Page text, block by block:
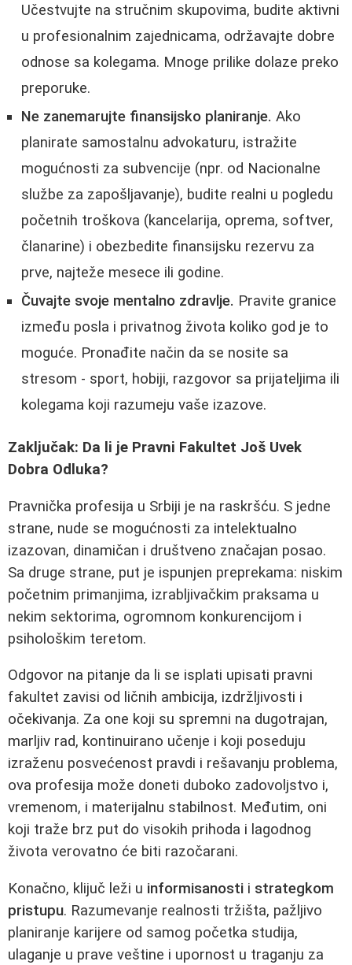
Učestvujte na stručnim skupovima, budite aktivni
u profesionalnim zajednicama, održavajte dobre
odnose sa kolegama. Mnoge prilike dolaze preko
preporuke.
Ne zanemarujte finansijsko planiranje. Ako
planirate samostalnu advokaturu, istražite
mogućnosti za subvencije (npr. od Nacionalne
službe za zapošljavanje), budite realni u pogledu
početnih troškova (kancelarija, oprema, softver,
članarine) i obezbedite finansijsku rezervu za
prve, najteže mesece ili godine.
Čuvajte svoje mentalno zdravlje. Pravite granice
između posla i privatnog života koliko god je to
moguće. Pronađite način da se nosite sa
stresom - sport, hobiji, razgovor sa prijateljima ili
kolegama koji razumeju vaše izazove.
Zaključak: Da li je Pravni Fakultet Još Uvek
Dobra Odluka?
Pravnička profesija u Srbiji je na raskršću. S jedne
strane, nude se mogućnosti za intelektualno
izazovan, dinamičan i društveno značajan posao.
Sa druge strane, put je ispunjen preprekama: niskim
početnim primanjima, izrabljivačkim praksama u
nekim sektorima, ogromnom konkurencijom i
psihološkim teretom.
Odgovor na pitanje da li se isplati upisati pravni
fakultet zavisi od ličnih ambicija, izdržljivosti i
očekivanja. Za one koji su spremni na dugotrajan,
marljiv rad, kontinuirano učenje i koji poseduju
izraženu posvećenost pravdi i rešavanju problema,
ova profesija može doneti duboko zadovoljstvo i,
vremenom, i materijalnu stabilnost. Međutim, oni
koji traže brz put do visokih prihoda i lagodnog
života verovatno će biti razočarani.
Konačno, klijuč leži u informisanosti i strategkom
pristupu. Razumevanje realnosti tržišta, pažljivo
planiranje karijere od samog početka studija,
ulaganje u prave veštine i upornost u traganju za